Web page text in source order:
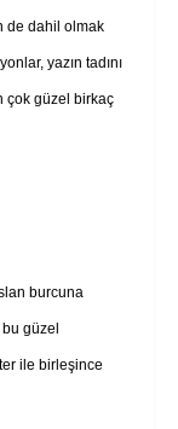
de dahil olmak
yazın tadını
çok güzel birkaç
burcuna
güzel
ile birleşince